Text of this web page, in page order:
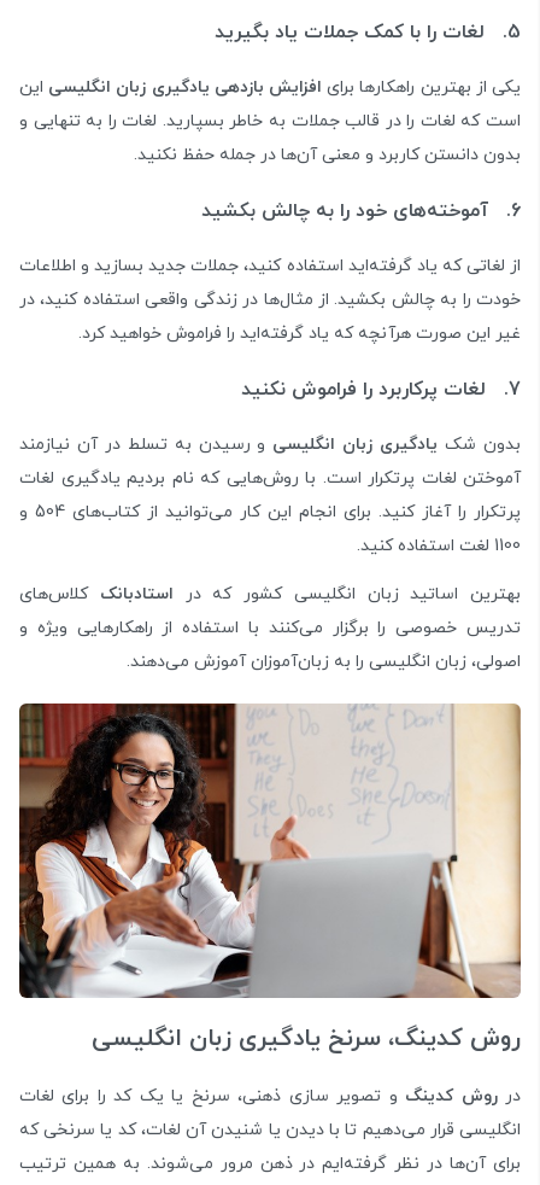
5. لغات را با کمک جملات یاد بگیرید
یکی از بهترین راهکارها برای افزایش بازدهی یادگیری زبان انگلیسی این
است که لغات را در قالب جملات به خاطر بسپارید. لغات را به تنهایی و
بدون دانستن کاربرد و معنی آن‌ها در جمله حفظ نکنید.
6. آموخته‌های خود را به چالش بکشید
از لغاتی که یاد گرفته‌اید استفاده کنید، جملات جدید بسازید و اطلاعات
خودت را به چالش بکشید. از مثال‌ها در زندگی واقعی استفاده کنید، در
غیر این صورت هرآنچه که یاد گرفته‌اید را فراموش خواهید کرد.
7. لغات پرکاربرد را فراموش نکنید
بدون شک یادگیری زبان انگلیسی و رسیدن به تسلط در آن نیازمند
آموختن لغات پرتکرار است. با روش‌هایی که نام بردیم یادگیری لغات
پرتکرار را آغاز کنید. برای انجام این کار می‌توانید از کتاب‌های 504 و
1100 لغت استفاده کنید.
بهترین اساتید زبان انگلیسی کشور که در استادبانککلاس‌های
تدریس خصوصی را برگزار می‌کنند با استفاده از راهکارهایی ویژه و
اصولی، زبان انگلیسی را به زبان‌آموزان آموزش می‌دهند.
روش کدینگ، سرنخ یادگیری زبان انگلیسی
درروش کدینگ و تصویر سازی ذهنی، سرنخ یا یک کد را برای لغات
انگلیسی قرار می‌دهیم تا با دیدن یا شنیدن آن لغات، کد یا سرنخی که
برای آن‌ها در نظر گرفته‌ایم در ذهن مرور می‌شوند. به همین ترتیب